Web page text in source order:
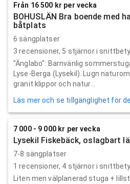
Från 16 500 kr per vecka
BOHUSLÄN Bra boende med
båtplats
6 sängplatser
3 recensioner, 5 stjärnor i
"Änglabo": Barnvänlig
Lyse-Berga (Lysekil). Lugn
granit klippor och natur...
Läs mer och se tillgänglighet för
7 000 - 9 000 kr per vecka
Lysekil Fiskebäck, oslagbart
7-8 sängplatser
1 recensioner, 4 stjärnor i
Liten men välplanerad stuga +